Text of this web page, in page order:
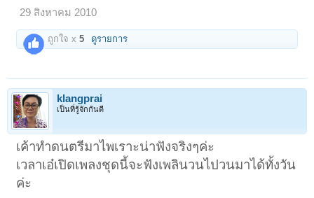
29 สิงหาคม 2010
ถูกใจ x5 ดูรายการ
klangprai
เป็นที่รู้จักกันดี
เค้าทำดนตรีมาไพเราะน่าฟังจริงๆค่ะ
เวลาเอ๋เปิดเพลงชุดนี้จะฟังเพลินวนไปวนมาได้ทั้งวัน
ค่ะ